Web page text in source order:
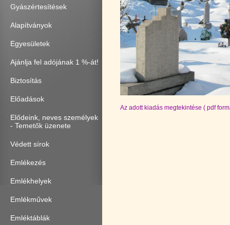
Gyászértesítések
Alapítványok
Egyesületek
Ajánlja fel adójának 1 %-át!
Biztosítás
Előadások
Elődeink, neves személyek
- Temetők üzenete
Védett sírok
Emlékezés
Emlékhelyek
Emlékművek
Emléktáblák
Az adott kiadás megtekintése ( pdf